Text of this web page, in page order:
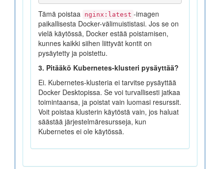
Tämä poistaa nginx:latest -imagen
paikallisesta Docker-välimuististasi. Jos se on
vielä käytössä, Docker estää poistamisen,
kunnes kaikki siihen liittyvät kontit on
pysäytetty ja poistettu.
3. Pitääkö Kubernetes-klusteri pysäyttää?
Ei. Kubernetes-klusteria ei tarvitse pysäyttää
Docker Desktopissa. Se voi turvallisesti jatkaa
toimintaansa, ja poistat vain luomasi resurssit.
Voit poistaa klusterin käytöstä vain, jos haluat
säästää järjestelmäresursseja, kun
Kubernetes ei ole käytössä.